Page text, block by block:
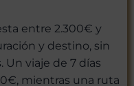
entre 2.300€ y
y destino, sin
viaje de 7 días
mientras una ruta